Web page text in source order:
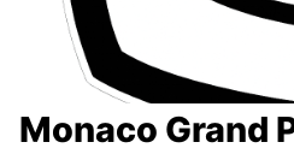
Monaco Grand